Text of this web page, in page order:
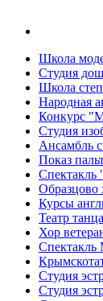
Школа
Студия
Школа
Народная
Конкурс
Студия
Ансамбль
Показ
Образцово
Курсы
Театр
Хор
Студия
Студия